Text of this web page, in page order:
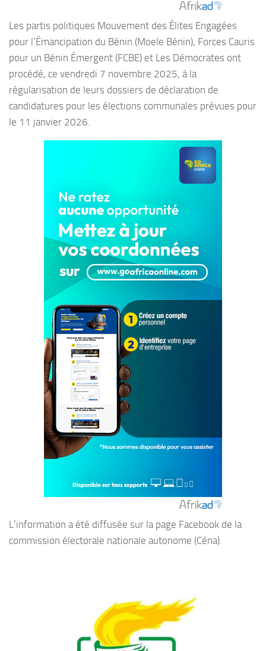
Les partis politiques Mouvement des Élites Engagées
pour l’Émancipation du Bénin (Moele Bénin), Forces Cauris
pour un Bénin Émergent (FCBE) et Les Démocrates ont
procédé, ce vendredi 7 novembre 2025, à la
régularisation de leurs dossiers de déclaration de
candidatures pour les élections communales prévues pour
le 11 janvier 2026.
L’information a été diffusée sur la page Facebook de la
commission électorale nationale autonome (Céna).